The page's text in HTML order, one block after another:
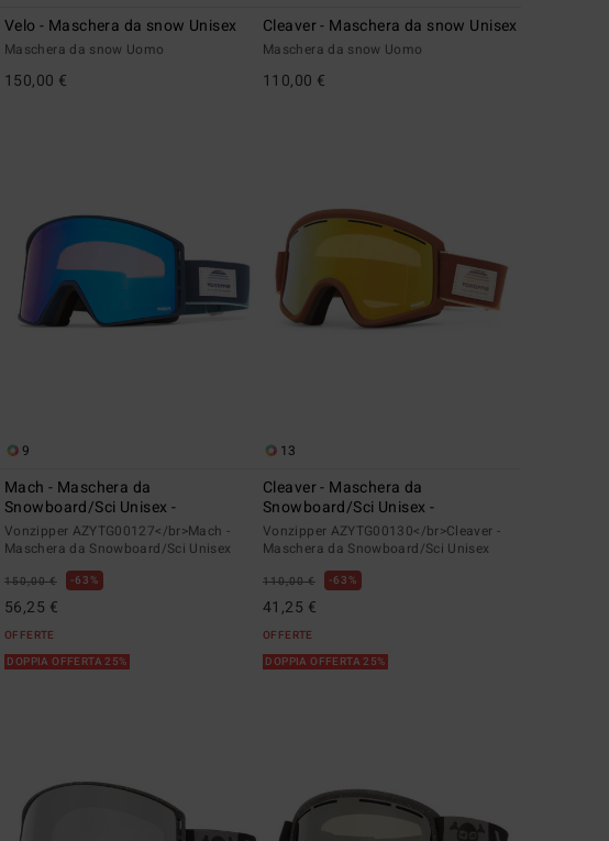
Velo - Maschera da snow Unisex
Maschera da snow Uomo
150,00 €
Cleaver - Maschera da snow Unisex
Maschera da snow Uomo
110,00 €
9
Mach - Maschera da
Snowboard/Sci Unisex -
Vonzipper AZYTG00127</br>Mach -
Maschera da Snowboard/Sci Unisex
150,00 € 63%
56,25 €
OFFERTE
DOPPIA OFFERTA 25%
13
Cleaver - Maschera da
Snowboard/Sci Unisex -
Vonzipper AZYTG00130</br>Cleaver -
Maschera da Snowboard/Sci Unisex
110,00 € 63%
41,25 €
OFFERTE
DOPPIA OFFERTA 25%